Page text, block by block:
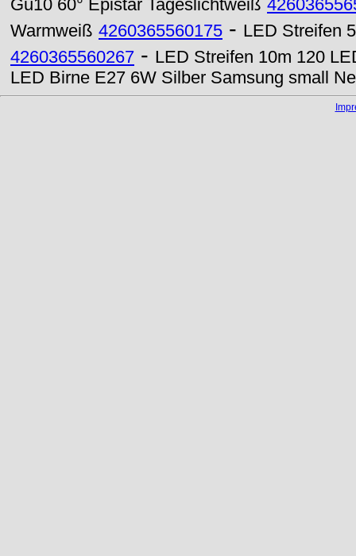
Gu10 60° Epistar Tageslichtweiß
Warmweiß 4260365560175 - LED Streifen
4260365560267 - LED Streifen 10m 120
LED Birne E27 6W Silber Samsung small